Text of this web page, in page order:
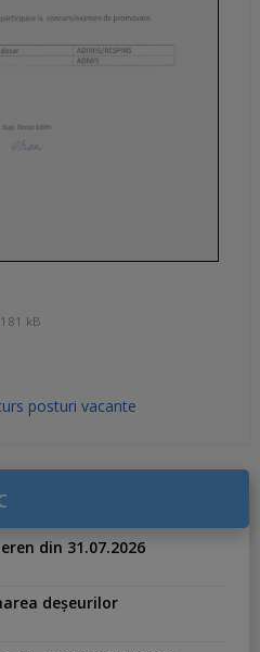
181 kB
posturi vacante
din 31.07.2026
deșeurilor